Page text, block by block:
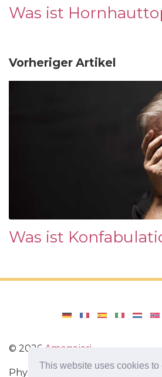
This website uses cookies to
Was ist
Vorheriger Artikel
Was ist
© 2026 Amenajari
Physische Übungen. Diäten